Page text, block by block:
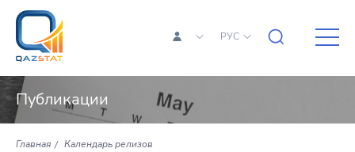
РУС
Публикации
Главная Календарь релизов